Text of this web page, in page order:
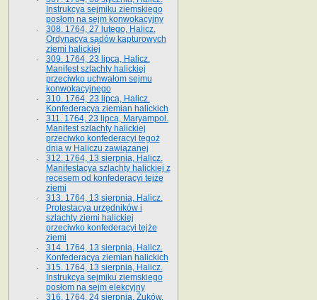
Instrukcya sejmiku ziemskiego
posłom na sejm konwokacyjny
308. 1764, 27 lutego, Halicz.
Ordynacya sądów kapturowych
ziemi halickiej
309. 1764, 23 lipca, Halicz.
Manifest szlachty halickiej
przeciwko uchwałom sejmu
konwokacyjnego
310. 1764, 23 lipca, Halicz.
Konfederacya ziemian halickich
311. 1764, 23 lipca, Maryampol.
Manifest szlachty halickiej
przeciwko konfederacyi tegoż
dnia w Haliczu zawiązanej
312. 1764, 13 sierpnia, Halicz.
Manifestacya szlachty halickiej z
recesem od konfederacyi tejże
ziemi
313. 1764, 13 sierpnia, Halicz.
Protestacya urzędników i
szlachty ziemi halickiej
przeciwko konfederacyi tejże
ziemi
314. 1764, 13 sierpnia, Halicz.
Konfederacya ziemian halickich
315. 1764, 13 sierpnia, Halicz.
Instrukcya sejmiku ziemskiego
posłom na sejm elekcyjny
316. 1764, 24 sierpnia, Żuków.